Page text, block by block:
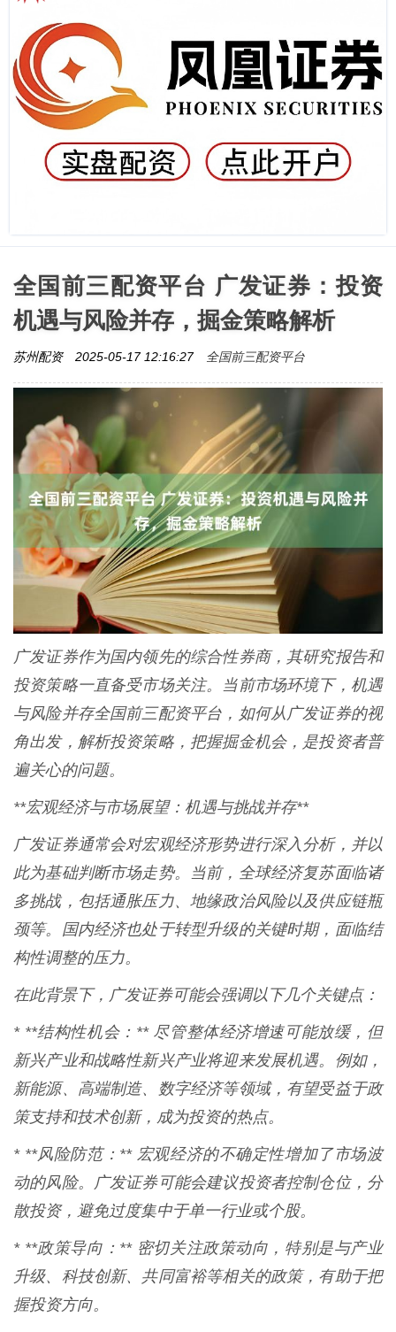
全国前三配资平台 广发证券：投资
机遇与风险并存，掘金策略解析
苏州配资 2025-05-17 12:16:27 全国前三配资平台
广发证券作为国内领先的综合性券商，其研究报告和
投资策略一直备受市场关注。当前市场环境下，机遇
与风险并存全国前三配资平台，如何从广发证券的视
角出发，解析投资策略，把握掘金机会，是投资者普
遍关心的问题。
**宏观经济与市场展望：机遇与挑战并存**
广发证券通常会对宏观经济形势进行深入分析，并以
此为基础判断市场走势。当前，全球经济复苏面临诸
多挑战，包括通胀压力、地缘政治风险以及供应链瓶
颈等。国内经济也处于转型升级的关键时期，面临结
构性调整的压力。
在此背景下，广发证券可能会强调以下几个关键点：
* **结构性机会：** 尽管整体经济增速可能放缓，但
新兴产业和战略性新兴产业将迎来发展机遇。例如，
新能源、高端制造、数字经济等领域，有望受益于政
策支持和技术创新，成为投资的热点。
* **风险防范：** 宏观经济的不确定性增加了市场波
动的风险。广发证券可能会建议投资者控制仓位，分
散投资，避免过度集中于单一行业或个股。
* **政策导向：** 密切关注政策动向，特别是与产业
升级、科技创新、共同富裕等相关的政策，有助于把
握投资方向。